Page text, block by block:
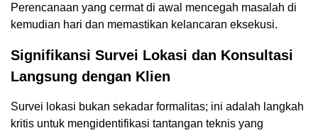
Perencanaan yang cermat di awal mencegah masalah di
kemudian hari dan memastikan kelancaran eksekusi.
Signifikansi Survei Lokasi dan Konsultasi
Langsung dengan Klien
Survei lokasi bukan sekadar formalitas; ini adalah langkah
kritis untuk mengidentifikasi tantangan teknis yang